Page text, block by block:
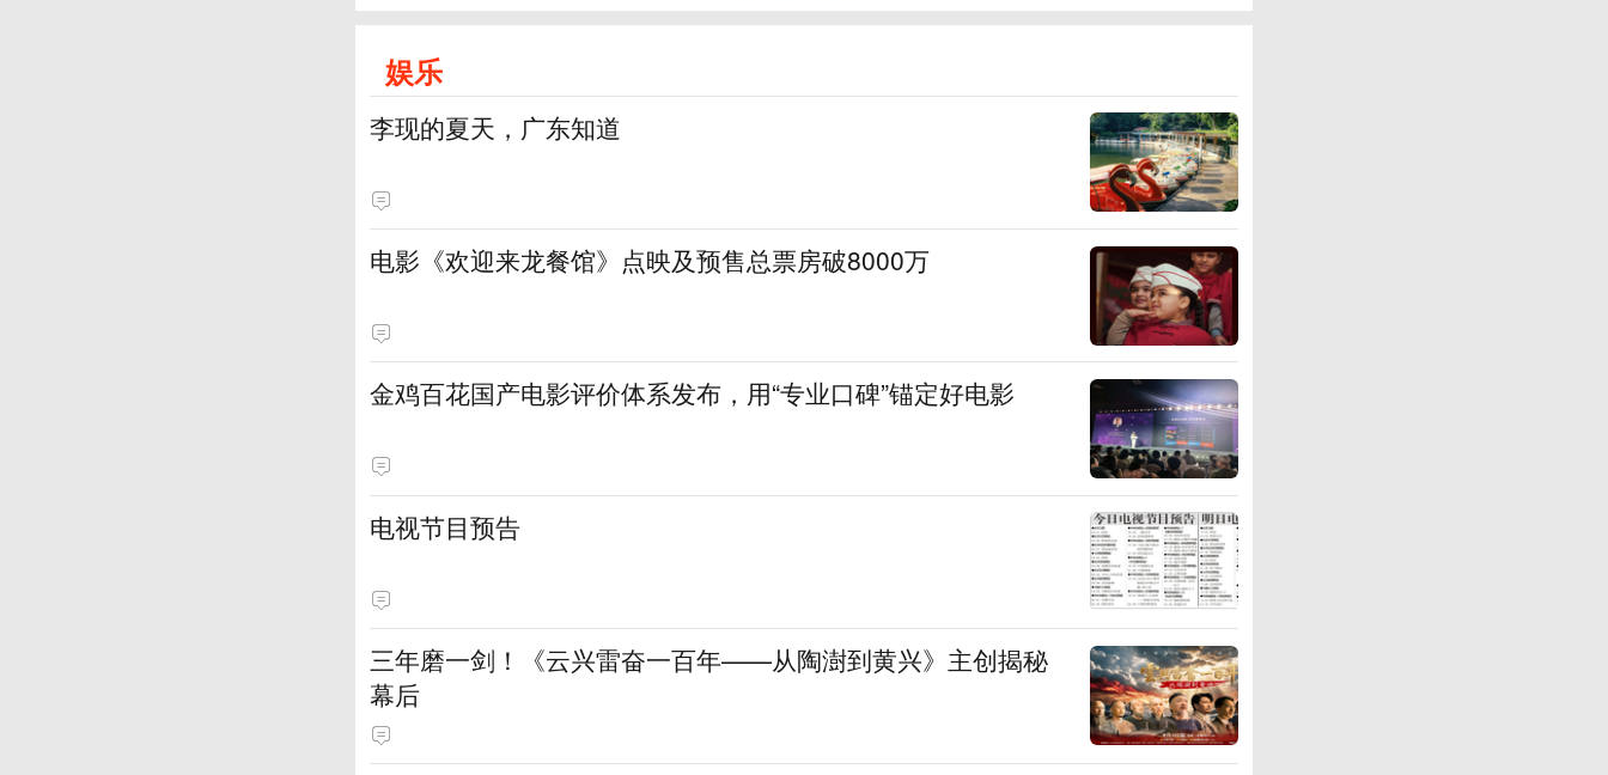
娱乐
李现的夏天，广东知道
电影《欢迎来龙餐馆》点映及预售总票房破8000万
金鸡百花国产电影评价体系发布，用“专业口碑”锚定好电影
电视节目预告
三年磨一剑！《云兴雷奋一百年——从陶澍到黄兴》主创揭秘
幕后